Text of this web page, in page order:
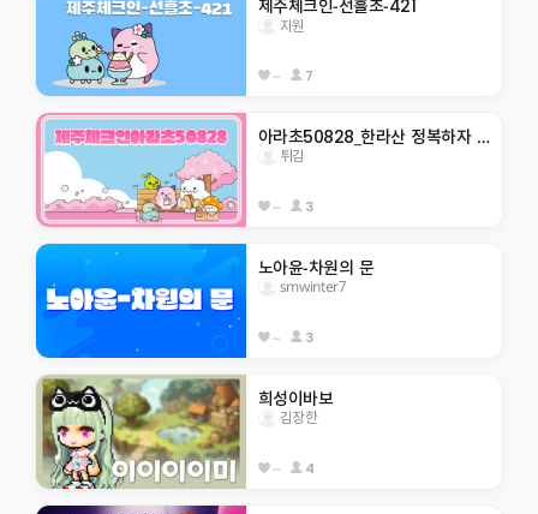
제주체크인-선흘초-421
지원
-- 7
아라초50828_한라산 정복하자
튀김
-- 3
노아윤-차원의 문
smwinter7
-- 3
희성이바보
김장한
-- 4